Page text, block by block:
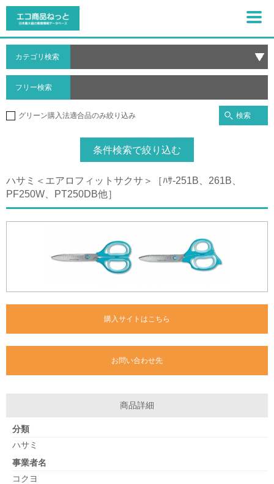
カテゴリ検索
フリー検索
グリーン購入法適合品のみ絞り込み 検索
条件検索で絞り込む
ハサミ＜エアロフィットサクサ＞［ﾊｻ-251B、261B、
PF250W、PT250DB他］
購入サイトはこちら
お問い合わせ先
商品詳細
分類
ハサミ
事業者名
コクヨ